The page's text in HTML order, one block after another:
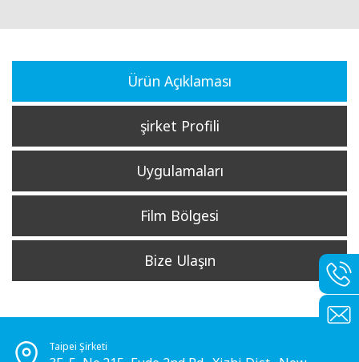
Ürün Açıklaması
şirket Profili
Uygulamaları
Film Bölgesi
Bize Ulaşın
Taipei Şirketi